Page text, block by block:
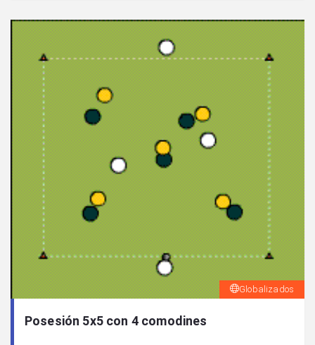
Globalizados
Posesión 5x5 con 4 comodines